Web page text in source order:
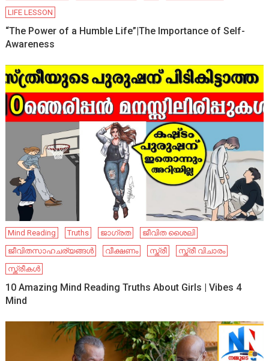
LIFE LESSON
“The Power of a Humble Life”|The Importance of Self-
Awareness
Mind Reading Truths ജാഗ്രത
ജീവിത ശൈലി
ജീവിതസാഹചര്യങ്ങൾ
വീക്ഷണം സ്ത്രീ
സ്ത്രീ വിചാരം
സ്ത്രീ​​​​​കൾ
10 Amazing Mind Reading Truths About Girls | Vibes 4
Mind